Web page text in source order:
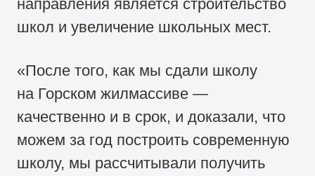
направления является строительство
школ и увеличение школьных мест.
«После того, как мы сдали школу
на Горском жилмассиве —
качественно и в срок, и доказали, что
можем за год построить современную
школу, мы рассчитывали получить